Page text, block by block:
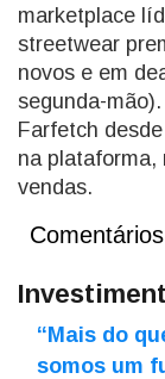
marketplace
streetwear
novos e em
segunda-
Farfetch
na plataforma,
vendas.
Comentários
“Mais do
somos um